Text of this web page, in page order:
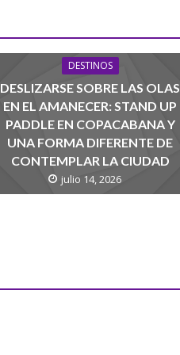
DESTINOS
DESLIZARSE SOBRE LAS OLAS
EN EL AMANECER: STAND UP
PADDLE EN COPACABANA Y
UNA FORMA DIFERENTE DE
CONTEMPLAR LA CIUDAD
julio 14, 2026